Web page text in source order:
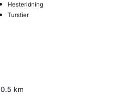
Hesteridning
Turstier
0.5 km